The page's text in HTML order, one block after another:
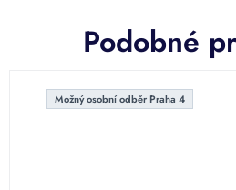
Podobné
Možný osobní odběr Praha 4